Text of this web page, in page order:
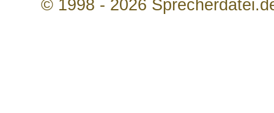
© 1998 - 2026